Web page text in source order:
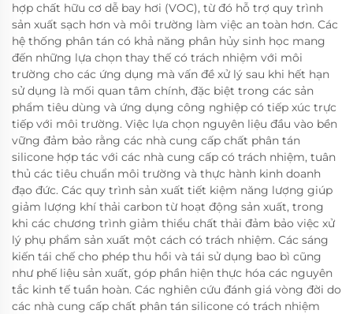
hợp chất hữu cơ dễ bay hơi (VOC), từ đó hỗ trợ quy trình
sản xuất sạch hơn và môi trường làm việc an toàn hơn. Các
hệ thống phân tán có khả năng phân hủy sinh học mang
đến những lựa chọn thay thế có trách nhiệm với môi
trường cho các ứng dụng mà vấn đề xử lý sau khi hết hạn
sử dụng là mối quan tâm chính, đặc biệt trong các sản
phẩm tiêu dùng và ứng dụng công nghiệp có tiếp xúc trực
tiếp với môi trường. Việc lựa chọn nguyên liệu đầu vào bền
vững đảm bảo rằng các nhà cung cấp chất phân tán
silicone hợp tác với các nhà cung cấp có trách nhiệm, tuân
thủ các tiêu chuẩn môi trường và thực hành kinh doanh
đạo đức. Các quy trình sản xuất tiết kiệm năng lượng giúp
giảm lượng khí thải carbon từ hoạt động sản xuất, trong
khi các chương trình giảm thiểu chất thải đảm bảo việc xử
lý phụ phẩm sản xuất một cách có trách nhiệm. Các sáng
kiến tái chế cho phép thu hồi và tái sử dụng bao bì cũng
như phế liệu sản xuất, góp phần hiện thực hóa các nguyên
tắc kinh tế tuần hoàn. Các nghiên cứu đánh giá vòng đời do
các nhà cung cấp chất phân tán silicone có trách nhiệm